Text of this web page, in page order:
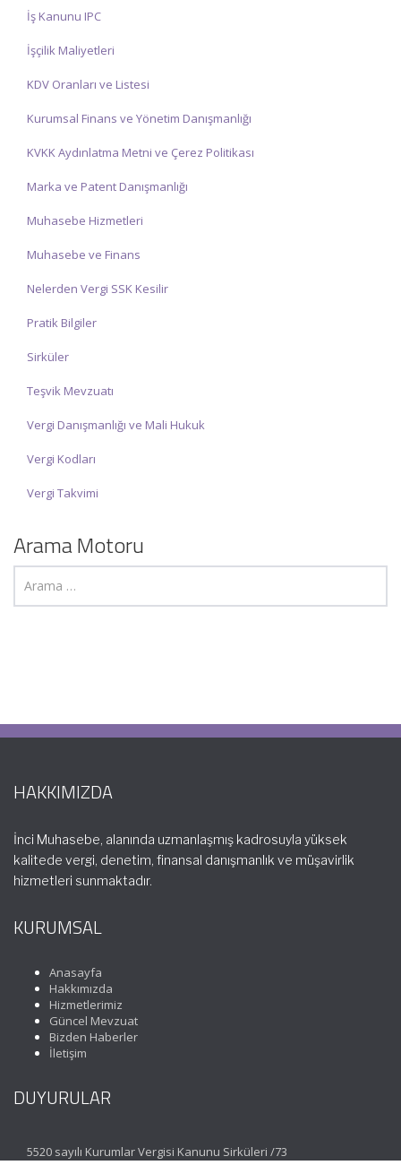
İş Kanunu IPC
İşçilik Maliyetleri
KDV Oranları ve Listesi
Kurumsal Finans ve Yönetim Danışmanlığı
KVKK Aydınlatma Metni ve Çerez Politikası
Marka ve Patent Danışmanlığı
Muhasebe Hizmetleri
Muhasebe ve Finans
Nelerden Vergi SSK Kesilir
Pratik Bilgiler
Sirküler
Teşvik Mevzuatı
Vergi Danışmanlığı ve Mali Hukuk
Vergi Kodları
Vergi Takvimi
Arama Motoru
HAKKIMIZDA
İnci Muhasebe, alanında uzmanlaşmış kadrosuyla yüksek
kalitede vergi, denetim, finansal danışmanlık ve müşavirlik
hizmetleri sunmaktadır.
KURUMSAL
Anasayfa
Hakkımızda
Hizmetlerimiz
Güncel Mevzuat
Bizden Haberler
İletişim
DUYURULAR
5520 sayılı Kurumlar Vergisi Kanunu Sirküleri /73